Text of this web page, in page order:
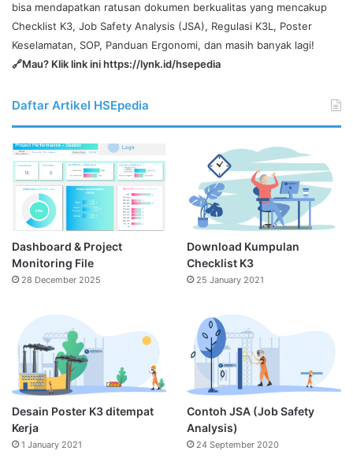
bisa mendapatkan ratusan dokumen berkualitas yang mencakup
Checklist K3, Job Safety Analysis (JSA), Regulasi K3L, Poster
Keselamatan, SOP, Panduan Ergonomi, dan masih banyak lagi!
🔗Mau? Klik link inihttps://lynk.id/hsepedia
Daftar Artikel HSEpedia
Dashboard & Project
Monitoring File
28 December 2025
Download Kumpulan
Checklist K3
25 January 2021
Desain Poster K3 ditempat
Kerja
1 January 2021
Contoh JSA (Job Safety
Analysis)
24 September 2020